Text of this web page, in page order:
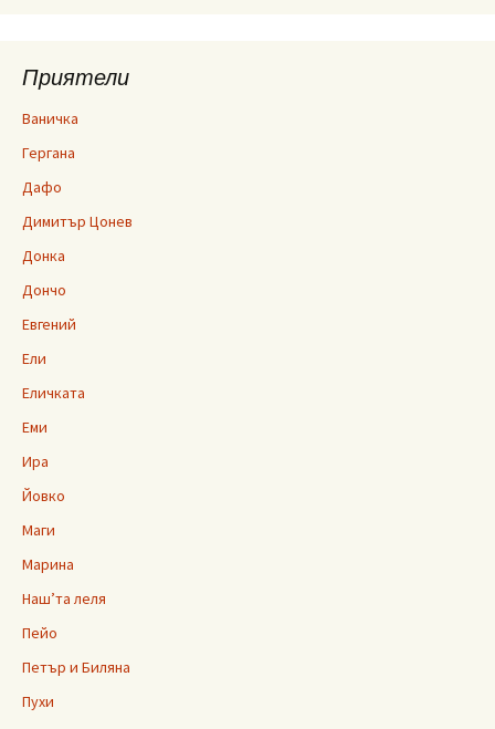
Приятели
Ваничка
Гергана
Дафо
Димитър Цонев
Донка
Дончо
Евгений
Ели
Еличката
Еми
Ира
Йовко
Маги
Марина
Наш’та леля
Пейо
Петър и Биляна
Пухи